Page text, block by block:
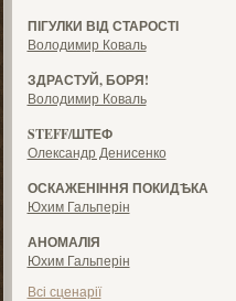
ПІГУЛКИ ВІД СТАРОСТІ
Володимир Коваль
ЗДРАСТУЙ, БОРЯ!
Володимир Коваль
STEFF/ШТЕФ
Олександр Денисенко
ОСКАЖЕНІННЯ ПОКИДѢКА
Юхим Гальперін
АНОМАЛІЯ
Юхим Гальперін
Всі сценарії